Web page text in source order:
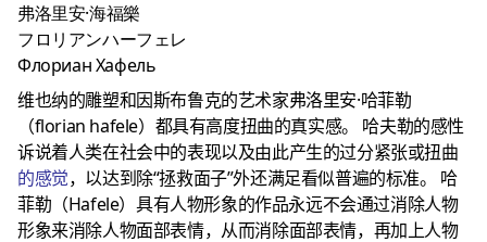
弗洛里安·海福樂
フロリアンハーフェレ
Флориан Хафель
维也纳的雕塑和因斯布鲁克的艺术家弗洛里安·哈菲勒
（florian hafele）都具有高度扭曲的真实感。
哈夫勒的感性
诉说着人类在社会中的表现以及由此产生的过分紧张或扭曲
的感觉，以达到除“拯救面子”外还满足看似普遍的标准。
哈
菲勒（Hafele）具有人物形象的作品永远不会通过消除人物
形象来消除人物面部表情，从而消除面部表情，再加上人物